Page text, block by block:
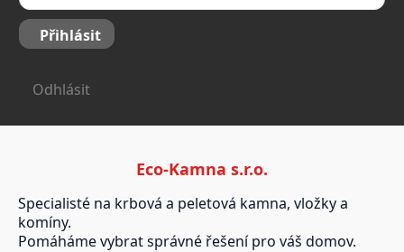
Přihlásit
Odhlásit
Eco-Kamna s.r.o.
Specialisté na krbová a peletová kamna, vložky a
komíny.
Pomáháme vybrat správné řešení pro váš domov.